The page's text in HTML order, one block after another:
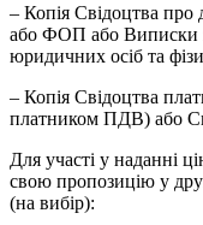
– Копія Свідоцтва
або ФОП або Виписки
юридичних осіб та
– Копія Свідоцтва
платником ПДВ) або
Для участі у наданні
свою пропозицію у
(на вибір):